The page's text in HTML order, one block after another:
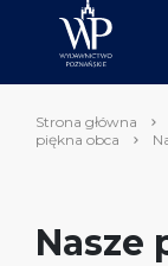
Strona główna
piękna obca
Nasze